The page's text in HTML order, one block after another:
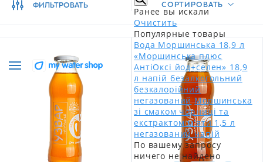
Ранее вы искали
Очистить
Популярные товары
Вода Моршинська 18,9 л
«Моршинська плюс
АнтіОксі йод+селен» 18,9
л напій безалкогольний
безкалорійний
негазований Моршинська
зі смаком чорниці та
екстрактом м'яти 1,5 л
негазований напій
По вашему запросу
ничего не найдено
ФИЛЬТРОВАТЬ СОРТИРОВАТЬ